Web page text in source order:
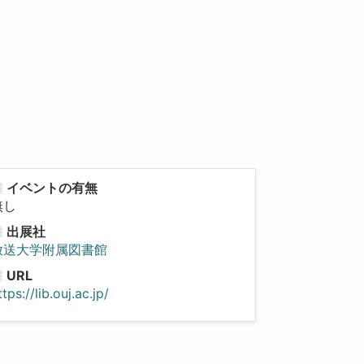
イベントの有無
出展社
送大学附属図書館
URL
lib.ouj.ac.jp/